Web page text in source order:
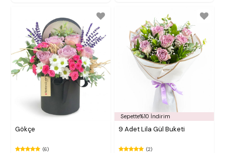
Gökçe
(6)
Sepette%10 İndirim
9 Adet Lila Gül Buketi
(2)